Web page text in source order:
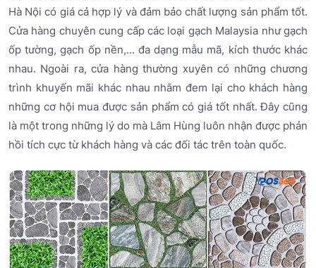
Hà Nội có giá cả hợp lý và đảm bảo chất lượng sản phẩm tốt.
Cửa hàng chuyên cung cấp các loại gạch Malaysia như gạch
ốp tường, gạch ốp nền,... đa dạng mẫu mã, kích thước khác
nhau. Ngoài ra, cửa hàng thường xuyên có những chương
trình khuyến mãi khác nhau nhằm đem lại cho khách hàng
những cơ hội mua được sản phẩm có giá tốt nhất. Đây cũng
là một trong những lý do mà Lâm Hùng luôn nhận được phản
hồi tích cực từ khách hàng và các đối tác trên toàn quốc.